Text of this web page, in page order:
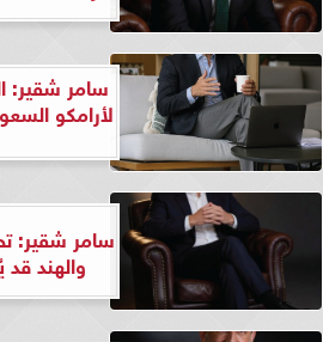
سامر شقير:
لأرامكو
سامر شقير:
والهند قد